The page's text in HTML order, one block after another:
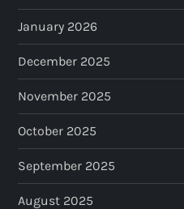
January 2026
December 2025
November 2025
October 2025
September 2025
August 2025